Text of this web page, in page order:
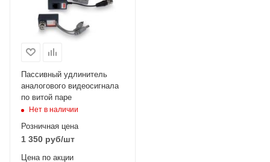
Пассивный удлинитель
аналогового видеосигнала
по витой паре
Нет в наличии
Розничная цена
1 350 руб/шт
Цена по акции